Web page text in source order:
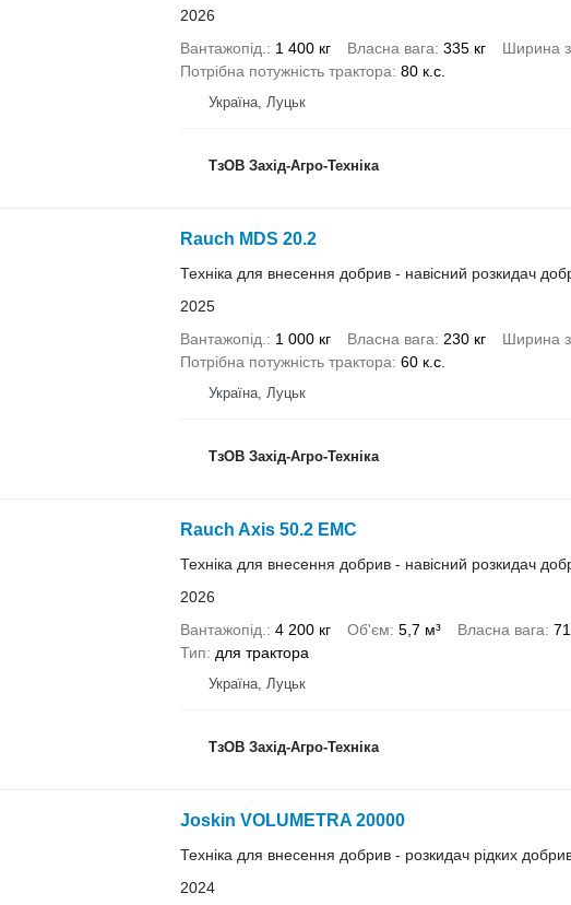
2026
Вантажопід.
1 400 кг Власна вага 335 кг Ширина
Потрібна потужність трактора 80 к.с.
Україна, Луцьк
ТзОВ Захід-Агро-Техніка
Rauch MDS 20.2
Техніка для внесення добрив - навісний розкидач
2025
Вантажопід.
1 000 кг Власна вага 230 кг Ширина
Потрібна потужність трактора 60 к.с.
Україна, Луцьк
ТзОВ Захід-Агро-Техніка
Rauch Axis 50.2 EMC
Техніка для внесення добрив - навісний розкидач
2026
Вантажопід. 4 200 кг Об'єм 5,7 м³ Власна вага
Тип для трактора
Україна, Луцьк
ТзОВ Захід-Агро-Техніка
Joskin VOLUMETRA 20000
Техніка для внесення добрив - розкидач рідких
2024